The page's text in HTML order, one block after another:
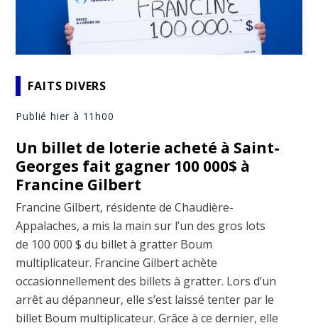
FAITS DIVERS
Publié hier à 11h00
Un billet de loterie acheté à Saint-
Georges fait gagner 100 000$ à
Francine Gilbert
Francine Gilbert, résidente de Chaudière-
Appalaches, a mis la main sur l’un des gros lots
de 100 000 $ du billet à gratter Boum
multiplicateur. Francine Gilbert achète
occasionnellement des billets à gratter. Lors d’un
arrêt au dépanneur, elle s’est laissé tenter par le
billet Boum multiplicateur. Grâce à ce dernier, elle